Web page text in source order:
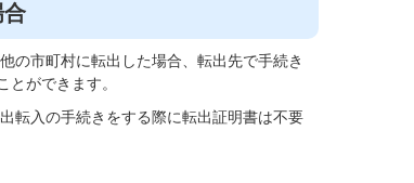
合
の市町村に転出した場合、転出先で手続き
ができます。
転入の手続きをする際に転出証明書は不要